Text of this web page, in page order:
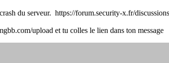
du serveur. https://forum.security-x.fr/
upload et tu colles le lien dans ton message